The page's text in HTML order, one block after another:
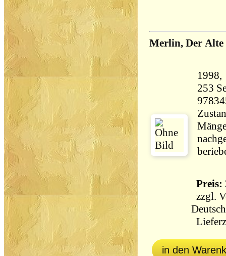
Merlin, Der Alte
253 Seiten
Preis:
zzgl.
in den